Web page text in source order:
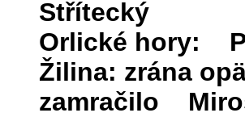
Střítecký
Orlické hory:
Žilina: zrána
zamračilo